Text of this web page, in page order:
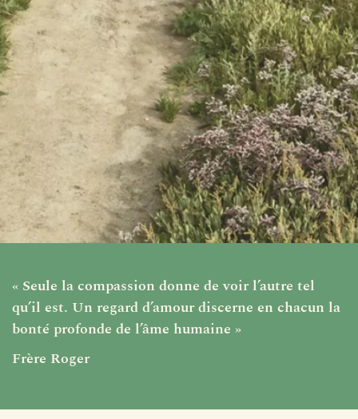
« Seule la compassion donne de voir l’autre tel
qu’il est. Un regard d’amour discerne en chacun la
bonté profonde de l’âme humaine »
Frère Roger